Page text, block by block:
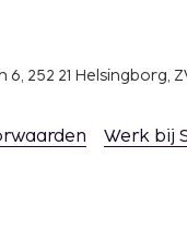
6, 252 21 Helsingborg,
Werk bij